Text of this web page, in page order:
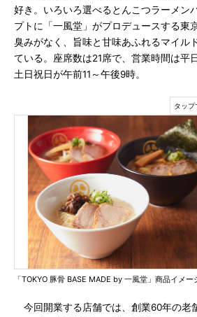
好き。いろいろ選べるとんこつラーメン
プトに「一風堂」がプロデュースする東
臭みがなく、旨味と甘味あふれるマイル
ている。座席数は21席で、営業時間は平
土日祝日が午前11～午後9時。
「TOKYO 豚骨 BASE MADE by 一風堂」商品イメー
今回開業する店舗では、創業60年の老